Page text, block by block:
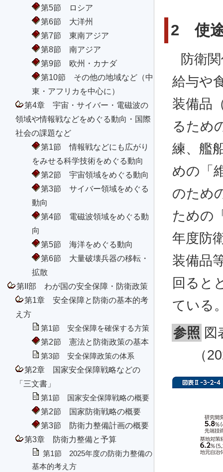
第5節 ロシア
第6節 大洋州
第7節 東南アジア
第8節 南アジア
第9節 欧州・カナダ
第10節 その他の地域など（中
東・アフリカを中心に）
第4章 宇宙・サイバー・電磁波の
領域や情報戦などをめぐる動向・国際
社会の課題など
第1節 情報戦などにも広がり
をみせる科学技術をめぐる動向
第2節 宇宙領域をめぐる動向
第3節 サイバー領域をめぐる
動向
第4節 電磁波領域をめぐる動
向
第5節 海洋をめぐる動向
第6節 大量破壊兵器の移転・
拡散
第II部 わが国の安全保障・防衛政策
第1章 安全保障と防衛の基本的考
え方
第1節 安全保障を確保する方策
第2節 憲法と防衛政策の基本
第3節 安全保障政策の体系
第2章 国家安全保障戦略などの
「三文書」
第1節 国家安全保障戦略の概要
第2節 国家防衛戦略の概要
第3節 防衛力整備計画の概要
第3章 防衛力整備と予算
第1節 2025年度の防衛力整備の
基本的考え方
2 使
防衛
給与や
装備品
るため
練、艦
めの「
のため
ための
年度防
装備品
回ると
ている
参照 図
（